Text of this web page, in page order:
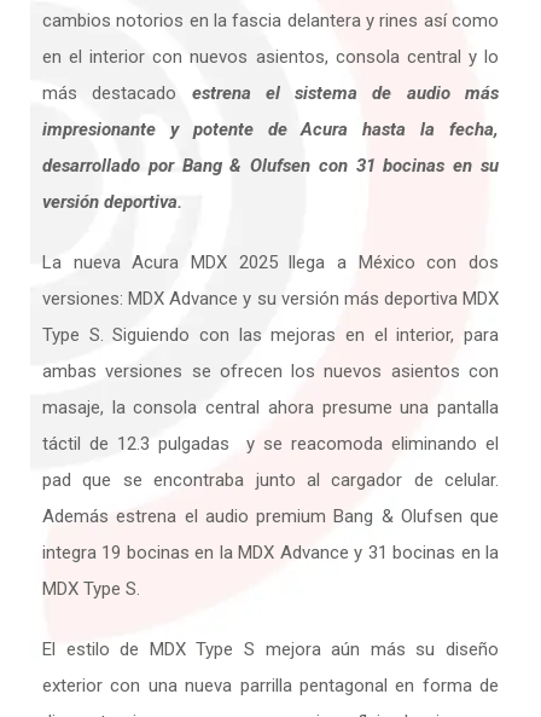
cambios notorios en la fascia delantera y rines así como
en el interior con nuevos asientos, consola central y lo
más destacado estrena el sistema de audio más
impresionante y potente de Acura hasta la fecha,
desarrollado por Bang & Olufsen con 31 bocinas en su
versión deportiva.
La nueva Acura MDX 2025 llega a México con dos
versiones: MDX Advance y su versión más deportiva MDX
Type S. Siguiendo con las mejoras en el interior, para
ambas versiones se ofrecen los nuevos asientos con
masaje, la consola central ahora presume una pantalla
táctil de 12.3 pulgadas y se reacomoda eliminando el
pad que se encontraba junto al cargador de celular.
Además estrena el audio premium Bang & Olufsen que
integra 19 bocinas en la MDX Advance y 31 bocinas en la
MDX Type S.
El estilo de MDX Type S mejora aún más su diseño
exterior con una nueva parrilla pentagonal en forma de